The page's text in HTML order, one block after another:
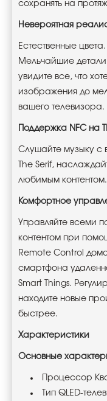
сохранять на
Невероятная
Естественные
Мельчайшие
увидите все, что
изображения до
вашего телевизора.
Поддержка NFC на
Слушайте музыку с
The Serif,
любимым контентом.
Комфортное
Управляйте всеми
контентом при
Remote Control
смартфона
Smart Things.
находите новые
быстрее.
Характеристики
Основные
Процессор
Тип QLED-